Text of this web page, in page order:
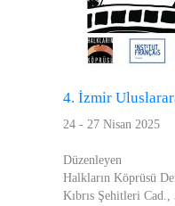
4. İzmir
24 - 27 Nisan 2025
Düzenleyen
Halkların Köprüsü
Kıbrıs Şehitleri